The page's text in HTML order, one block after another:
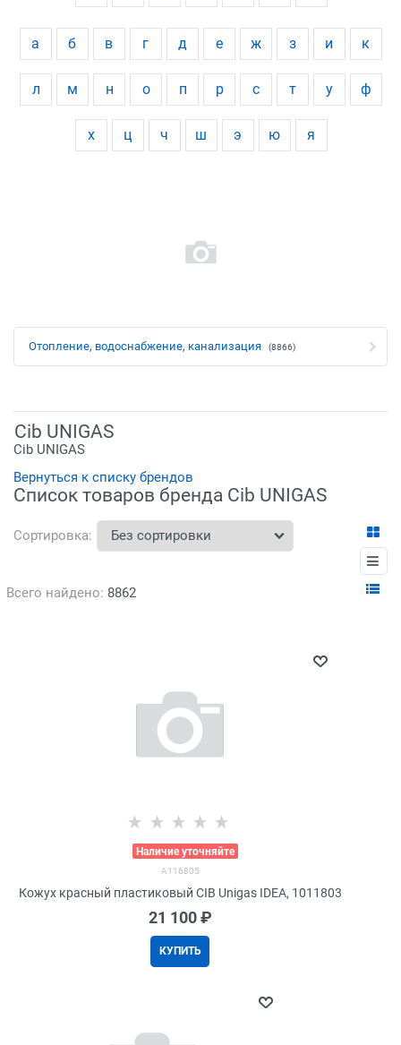
а б в г д е ж з и к
л м н о п р с т у ф
х ц ч ш э ю я
Отопление, водоснабжение, канализация (8866)
Cib UNIGAS
Cib UNIGAS
Вернуться к списку брендов
Список товаров бренда Cib UNIGAS
Сортировка:
Всего найдено: 8862
Наличие уточняйте
A116805
Кожух красный пластиковый CIB Unigas IDEA, 1011803
21 100 ₽
КУПИТЬ